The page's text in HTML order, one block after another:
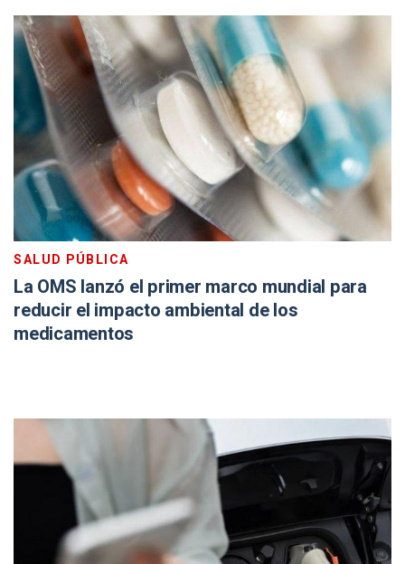
SALUD PÚBLICA
La OMS lanzó el primer marco mundial para
reducir el impacto ambiental de los
medicamentos